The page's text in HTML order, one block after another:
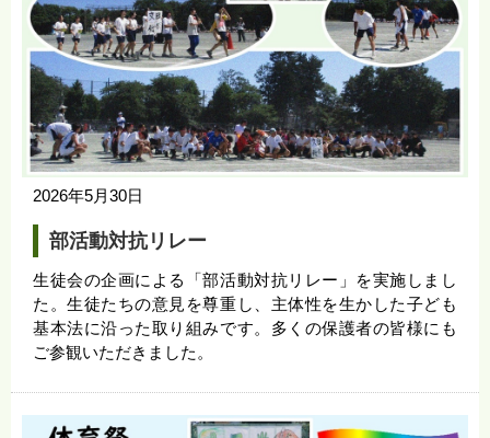
2026年5月30日
部活動対抗リレー
生徒会の企画による「部活動対抗リレー」を実施しまし
た。生徒たちの意見を尊重し、主体性を生かした子ども
基本法に沿った取り組みです。多くの保護者の皆様にも
ご参観いただきました。